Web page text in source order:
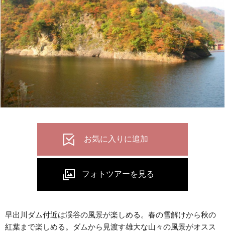
早出川ダム付近は渓谷の風景が楽しめる。春の雪解けから秋の
紅葉まで楽しめる。ダムから見渡す雄大な山々の風景がオスス